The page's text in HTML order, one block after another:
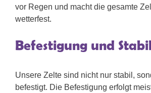
vor Regen und macht die gesamte
wetterfest.
Befestigung und
Unsere Zelte sind nicht nur stabil,
befestigt. Die Befestigung erfolgt